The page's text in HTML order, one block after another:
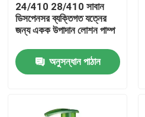
24/410 28/410 সাবান
ডিসপেনসর ব্যক্তিগত যত্নের
জন্য একক উপাদান লোশন পাম্প
অনুসন্ধান পাঠান